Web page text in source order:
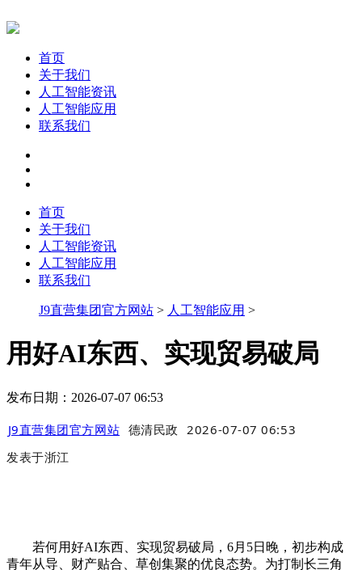
首页
关于我们
人工智能资讯
人工智能应用
联系我们
首页
关于我们
人工智能资讯
人工智能应用
联系我们
J9直营集团官方网站 > 人工智能应用 >
用好AI东西、实现贸易破局
发布日期：2026-07-07 06:53
J9直营集团官方网站 德清民政
2026-07-07 06:53
发表于浙江
若何用好AI东西、实现贸易破局，6月5日晚，初步构成
青年从导、财产贴合、草创集聚的优良态势。为打制长三角